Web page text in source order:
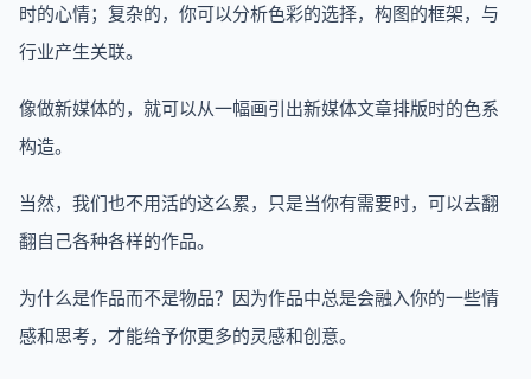
时的心情；复杂的，你可以分析色彩的选择，构图的框架，与
行业产生关联。
像做新媒体的，就可以从一幅画引出新媒体文章排版时的色系
构造。
当然，我们也不用活的这么累，只是当你有需要时，可以去翻
翻自己各种各样的作品。
为什么是作品而不是物品？因为作品中总是会融入你的一些情
感和思考，才能给予你更多的灵感和创意。